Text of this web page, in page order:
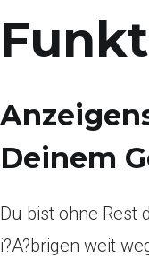
Deinem
Du bist ohne Rest
i?A?brigen weit